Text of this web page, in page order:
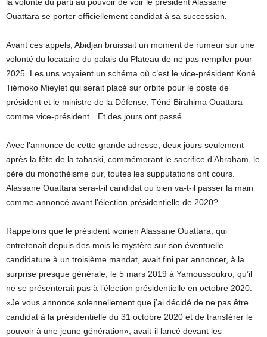
la volonté du parti au pouvoir de voir le président Alassane
Ouattara se porter officiellement candidat à sa succession.
Avant ces appels, Abidjan bruissait un moment de rumeur sur une
volonté du locataire du palais du Plateau de ne pas rempiler pour
2025. Les uns voyaient un schéma où c’est le vice-président Koné
Tiémoko Mieylet qui serait placé sur orbite pour le poste de
président et le ministre de la Défense, Téné Birahima Ouattara
comme vice-président…Et des jours ont passé.
Avec l’annonce de cette grande adresse, deux jours seulement
après la fête de la tabaski, commémorant le sacrifice d’Abraham, le
père du monothéisme pur, toutes les supputations ont cours.
Alassane Ouattara sera-t-il candidat ou bien va-t-il passer la main
comme annoncé avant l’élection présidentielle de 2020?
Rappelons que le président ivoirien Alassane Ouattara, qui
entretenait depuis des mois le mystère sur son éventuelle
candidature à un troisième mandat, avait fini par annoncer, à la
surprise presque générale, le 5 mars 2019 à Yamoussoukro, qu’il
ne se présenterait pas à l’élection présidentielle en octobre 2020.
«Je vous annonce solennellement que j’ai décidé de ne pas être
candidat à la présidentielle du 31 octobre 2020 et de transférer le
pouvoir à une jeune génération», avait-il lancé devant les